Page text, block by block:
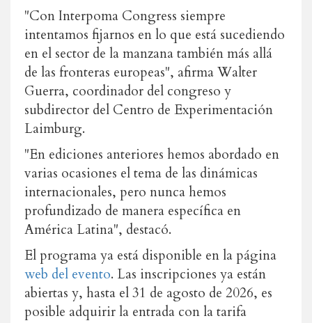
"Con Interpoma Congress siempre
intentamos fijarnos en lo que está sucediendo
en el sector de la manzana también más allá
de las fronteras europeas", afirma Walter
Guerra, coordinador del congreso y
subdirector del Centro de Experimentación
Laimburg.
"En ediciones anteriores hemos abordado en
varias ocasiones el tema de las dinámicas
internacionales, pero nunca hemos
profundizado de manera específica en
América Latina", destacó.
El programa ya está disponible en la página
web del evento. Las inscripciones ya están
abiertas y, hasta el 31 de agosto de 2026, es
posible adquirir la entrada con la tarifa